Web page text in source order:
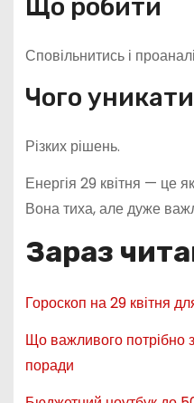
Що робити
Сповільнитись і
Чого уникати
Різких рішень.
Енергія 29 квітня — це
Вона тиха, але дуже
Зараз
Гороскоп на 29 квітня
Що важливого потрібно
поради